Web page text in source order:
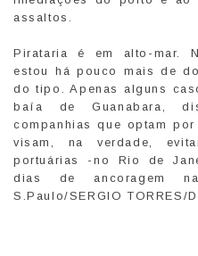
assaltos.
Pirataria é em alto-mar.
estou há pouco mais de
do tipo. Apenas alguns
baía de Guanabara,
companhias que optam
visam, na verdade,
portuárias -no Rio de
dias de ancoragem
S.Paulo/SERGIO TORRES/